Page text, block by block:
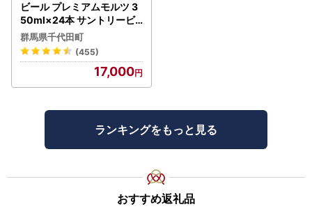
ビール プレミアムモルツ 3
50ml×24本 サントリービ
ール
群馬県千代田町
(455)
17,000
ランキングをもっと見る
おすすめ返礼品